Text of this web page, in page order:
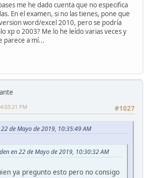
me he dado cuenta que no especifica
En el examen, si no las tienes, pone que
word/excel 2010, pero se podría
xp o 2003? Me lo he leído varias veces y
parece a mí...
#1027
PM
22 de Mayo de 2019, 10:35:49 AM
en 22 de Mayo de 2019, 10:30:32 AM
ya pregunto esto pero no consigo